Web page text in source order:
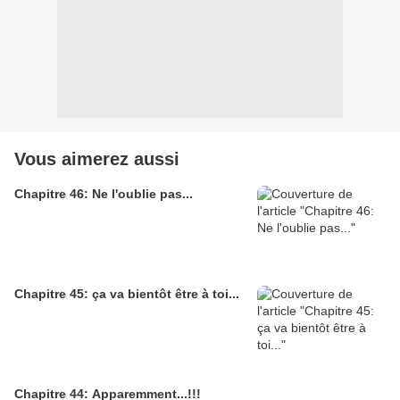
Vous aimerez aussi
Chapitre 46: Ne l'oublie pas...
Chapitre 45: ça va bientôt être à toi...
Chapitre 44: Apparemment...!!!